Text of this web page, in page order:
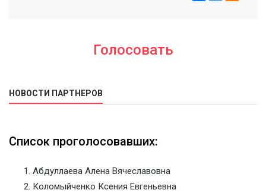
Голосовать
НОВОСТИ ПАРТНЕРОВ
Список проголосовавших:
Абдуллаева Алена Вячеславовна
Коломыйченко Ксения Евгеньевна